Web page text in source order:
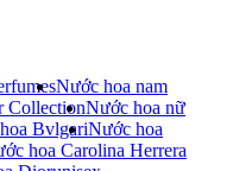
Collection
Bvlgari
hoa Carolina Herrera
Nước hoa nam
Nước hoa nữ
Nước hoa